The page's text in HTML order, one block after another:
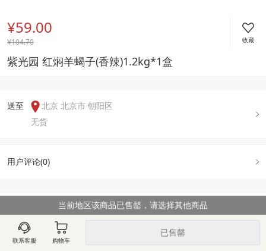
¥59.00
¥104.70 收藏
紫光园 红焖羊蝎子(香辣)1.2kg*1盒
送至
北京 北京市 朝阳区
无货
用户评论(0)
图文详情 规格属性 售后政策
当前地区该商品已售罄，请选择其他商品
联系客服 购物车
已售罄